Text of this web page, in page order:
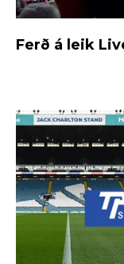
Ferð á leik